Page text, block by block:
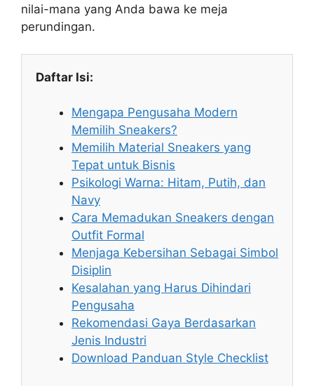
nilai-mana yang Anda bawa ke meja
perundingan.
Daftar Isi:
Mengapa Pengusaha Modern
Memilih Sneakers?
Memilih Material Sneakers yang
Tepat untuk Bisnis
Psikologi Warna: Hitam, Putih, dan
Navy
Cara Memadukan Sneakers dengan
Outfit Formal
Menjaga Kebersihan Sebagai Simbol
Disiplin
Kesalahan yang Harus Dihindari
Pengusaha
Rekomendasi Gaya Berdasarkan
Jenis Industri
Download Panduan Style Checklist